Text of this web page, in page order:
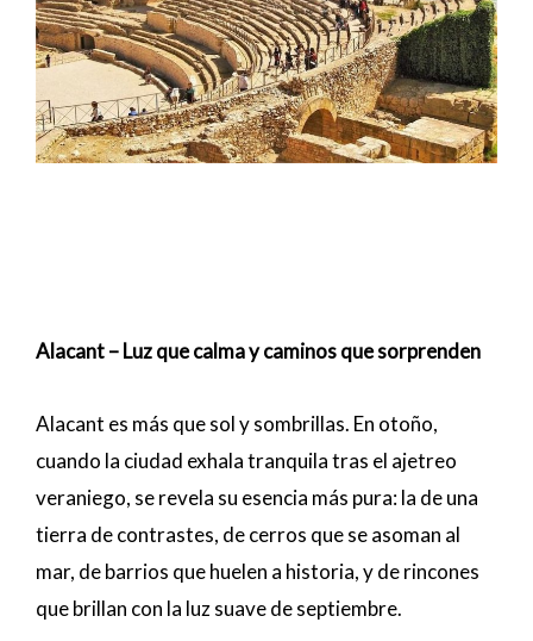
Alacant – Luz que calma y caminos que sorprenden
Alacant es más que sol y sombrillas. En otoño,
cuando la ciudad exhala tranquila tras el ajetreo
veraniego, se revela su esencia más pura: la de una
tierra de contrastes, de cerros que se asoman al
mar, de barrios que huelen a historia, y de rincones
que brillan con la luz suave de septiembre.